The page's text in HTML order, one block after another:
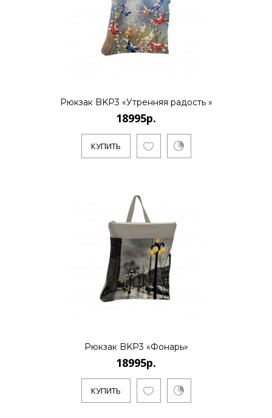
работает в Санкт-Петербурге. Является
основателем нового стиля..
18995р.
..
КУПИТЬ
18995р.
..
КУПИТЬ
18995р.
Рюкзак BKP3 «Утренняя радость »
18995р.
КУПИТЬ
Рюкзак BKP3 «Фонарь»
18995р.
КУПИТЬ